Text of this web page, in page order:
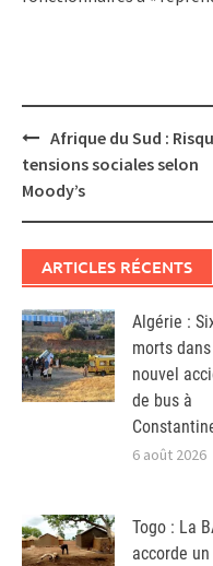
Post
navigation
Afrique du Sud :
tensions sociales selon
Moody’s
ARTICLES RÉCENTS
Algérie :
morts
nouvel
de bus à
6 août 2026
Togo : La
accorde un